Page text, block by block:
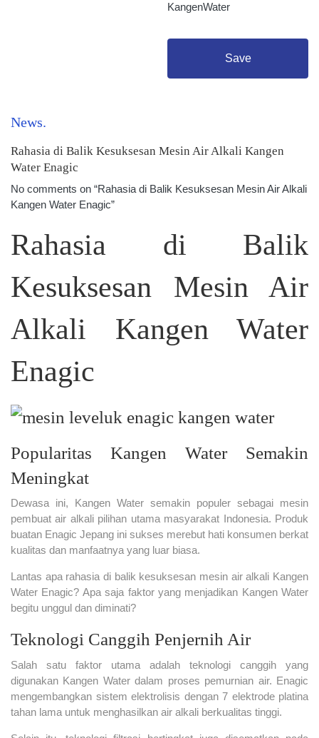
KangenWater
Save
News
Rahasia di Balik Kesuksesan Mesin Air Alkali Kangen
Water Enagic
No comments on “Rahasia di Balik Kesuksesan Mesin Air Alkali
Kangen Water Enagic”
Rahasia di Balik
Kesuksesan Mesin Air
Alkali Kangen Water
Enagic
Popularitas Kangen Water Semakin
Meningkat
Dewasa ini, Kangen Water semakin populer sebagai mesin
pembuat air alkali pilihan utama masyarakat Indonesia. Produk
buatan Enagic Jepang ini sukses merebut hati konsumen berkat
kualitas dan manfaatnya yang luar biasa.
Lantas apa rahasia di balik kesuksesan mesin air alkali Kangen
Water Enagic? Apa saja faktor yang menjadikan Kangen Water
begitu unggul dan diminati?
Teknologi Canggih Penjernih Air
Salah satu faktor utama adalah teknologi canggih yang
digunakan Kangen Water dalam proses pemurnian air. Enagic
mengembangkan sistem elektrolisis dengan 7 elektrode platina
tahan lama untuk menghasilkan air alkali berkualitas tinggi.